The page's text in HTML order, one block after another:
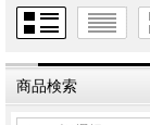
商品検索